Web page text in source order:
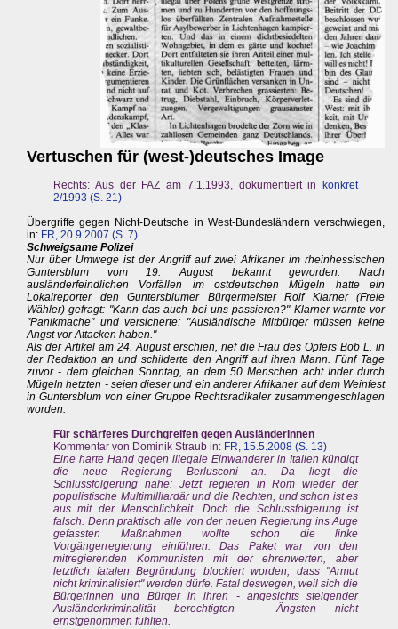
Vertuschen für (west-)deutsches Image
Rechts: Aus der FAZ am 7.1.1993, dokumentiert in
konkret
2/1993 (S. 21)
Übergriffe gegen Nicht-Deutsche in West-Bundesländern verschwiegen,
in: FR, 20.9.2007 (S. 7)
Schweigsame Polizei
Nur über Umwege ist der Angriff auf zwei Afrikaner im rheinhessischen
Guntersblum vom 19. August bekannt geworden. Nach
ausländerfeindlichen Vorfällen im ostdeutschen Mügeln hatte ein
Lokalreporter den Guntersblumer Bürgermeister Rolf Klarner (Freie
Wähler) gefragt: "Kann das auch bei uns passieren?" Klarner warnte vor
"Panikmache" und versicherte: "Ausländische Mitbürger müssen keine
Angst vor Attacken haben."
Als der Artikel am 24. August erschien, rief die Frau des Opfers Bob L. in
der Redaktion an und schilderte den Angriff auf ihren Mann. Fünf Tage
zuvor - dem gleichen Sonntag, an dem 50 Menschen acht Inder durch
Mügeln hetzten - seien dieser und ein anderer Afrikaner auf dem Weinfest
in Guntersblum von einer Gruppe Rechtsradikaler zusammengeschlagen
worden.
Für schärferes Durchgreifen gegen AusländerInnen
Kommentar von Dominik Straub in: FR, 15.5.2008 (S. 13)
Eine harte Hand gegen illegale Einwanderer in Italien kündigt
die neue Regierung Berlusconi an. Da liegt die
Schlussfolgerung nahe: Jetzt regieren in Rom wieder der
populistische Multimilliardär und die Rechten, und schon ist es
aus mit der Menschlichkeit. Doch die Schlussfolgerung ist
falsch. Denn praktisch alle von der neuen Regierung ins Auge
gefassten Maßnahmen wollte schon die linke
Vorgängerregierung einführen. Das Paket war von den
mitregierenden Kommunisten mit der ehrenwerten, aber
letztlich fatalen Begründung blockiert worden, dass "Armut
nicht kriminalisiert" werden dürfe. Fatal deswegen, weil sich die
Bürgerinnen und Bürger in ihren - angesichts steigender
Ausländerkriminalität berechtigten - Ängsten nicht
ernstgenommen fühlten.